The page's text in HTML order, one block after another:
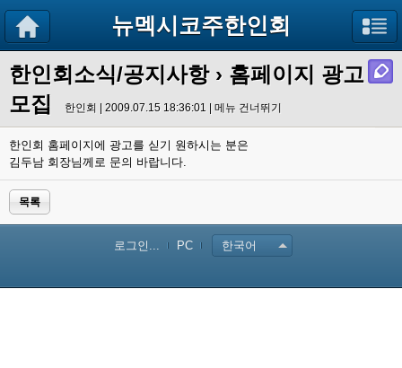
뉴멕시코주한인회
한인회소식/공지사항› 홈페이지 광고
모집
한인회 | 2009.07.15 18:36:01 | 메뉴 건너뛰기
한인회 홈페이지에 광고를 싣기 원하시는 분은
김두남 회장님께로 문의 바랍니다.
목록
로그인... PC 한국어